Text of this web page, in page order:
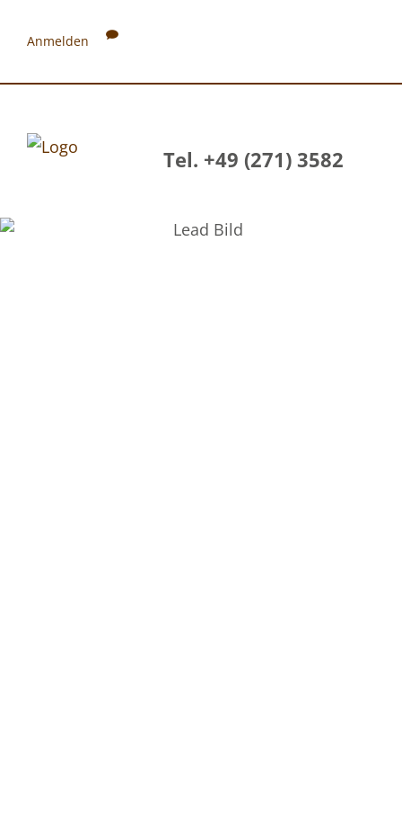
Anmelden
Tel. +49 (271) 3582